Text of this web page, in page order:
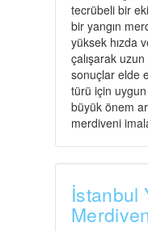
tecrübeli bir
bir yangın
yüksek hızda
çalışarak
sonuçlar elde
türü için
büyük önem
merdiveni
İstanbul